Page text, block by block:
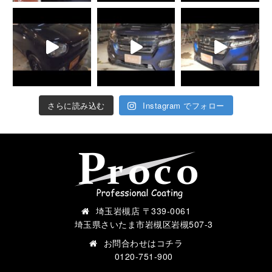
さらに読み込む Instagram でフォロー
埼玉岩槻店 〒339-0061
埼玉県さいたま市岩槻区岩槻507-3
お問合わせは コチラ
0120-751-900